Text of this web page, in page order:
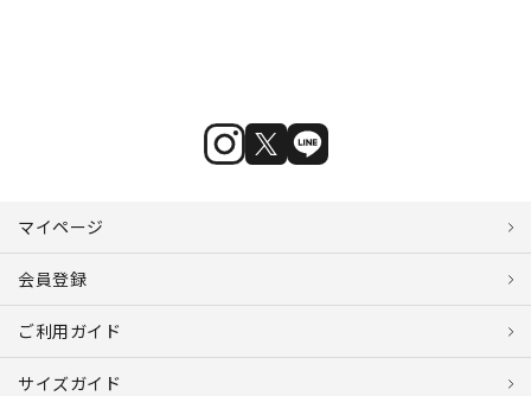
マイページ
会員登録
ご利用ガイド
サイズガイド